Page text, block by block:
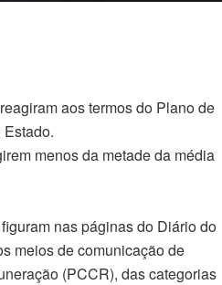
aos termos do Plano de
menos da metade da média
nas páginas do Diário do
meios de comunicação de
(PCCR), das categorias